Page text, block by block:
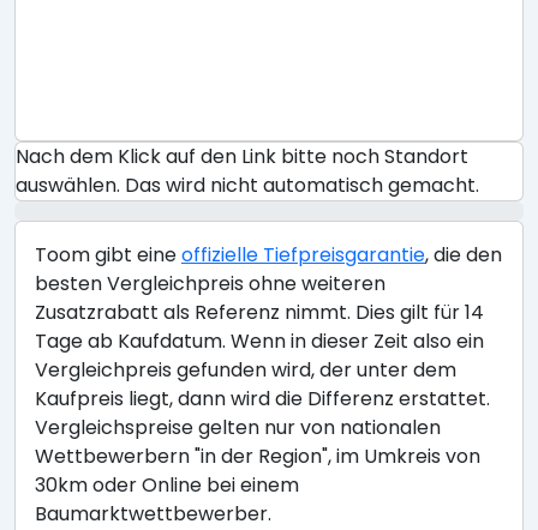
Nach dem Klick auf den Link bitte noch Standort
auswählen. Das wird nicht automatisch gemacht.
Toom gibt eineoffizielle Tiefpreisgarantie, die den
besten Vergleichpreis ohne weiteren
Zusatzrabatt als Referenz nimmt. Dies gilt für 14
Tage ab Kaufdatum. Wenn in dieser Zeit also ein
Vergleichpreis gefunden wird, der unter dem
Kaufpreis liegt, dann wird die Differenz erstattet.
Vergleichspreise gelten nur von nationalen
Wettbewerbern "in der Region", im Umkreis von
30km oder Online bei einem
Baumarktwettbewerber.